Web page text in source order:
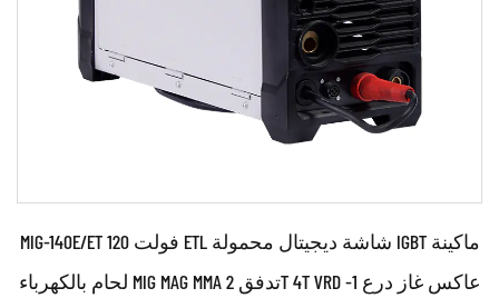
MIG-140E/ET 120 فولت ETL شاشة ديجيتال محمولة IGBT ماكينة
لحام بالكهرباء MIG MAG MMA تدفق 2T 4T VRD عاكس غاز درع 1-